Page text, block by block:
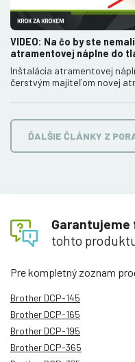
VIDEO: Na čo by ste
atramentovej náplne do
Inštalácia atramentovej
čerstvým majiteľom novej
ĎALŠIE ČLÁNKY Z
tohto
Pre kompletný zoznam
Brother DCP-145
Brother DCP-165
Brother DCP-195
Brother DCP-365